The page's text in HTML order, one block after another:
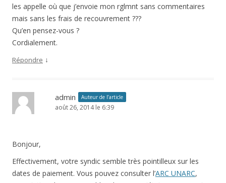
les appelle où que j’envoie mon rglmnt sans commentaires
mais sans les frais de recouvrement ???
Qu’en pensez-vous ?
Cordialement.
Répondre ↓
admin Auteur de l’article
août 26, 2014 le 6:39
Bonjour,
Effectivement, votre syndic semble très pointilleux sur les
dates de paiement. Vous pouvez consulter l’ARC UNARC,